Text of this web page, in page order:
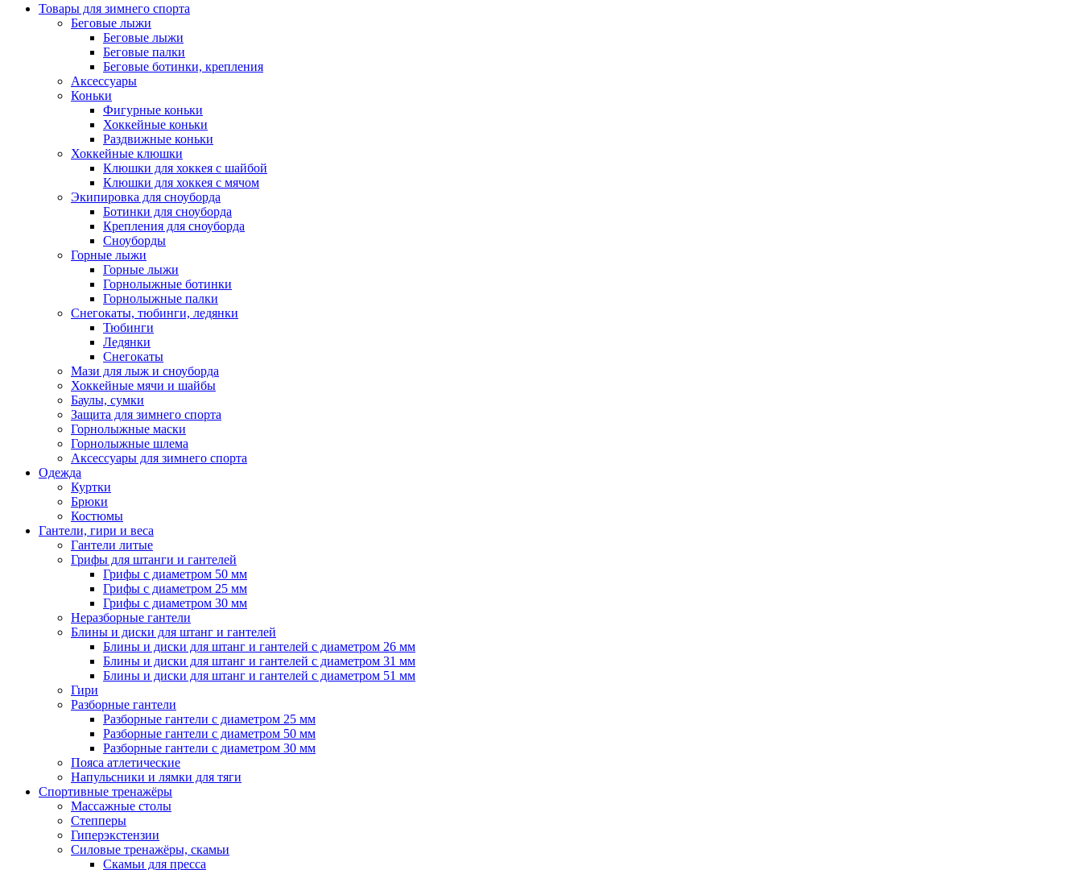
Товары для зимнего спорта
Беговые лыжи
Беговые лыжи
Беговые палки
Беговые ботинки, крепления
Аксессуары
Коньки
Фигурные коньки
Хоккейные коньки
Раздвижные коньки
Хоккейные клюшки
Клюшки для хоккея с шайбой
Клюшки для хоккея с мячом
Экипировка для сноуборда
Ботинки для сноуборда
Крепления для сноуборда
Сноуборды
Горные лыжи
Горные лыжи
Горнолыжные ботинки
Горнолыжные палки
Снегокаты, тюбинги, ледянки
Тюбинги
Ледянки
Снегокаты
Мази для лыж и сноуборда
Хоккейные мячи и шайбы
Баулы, сумки
Защита для зимнего спорта
Горнолыжные маски
Горнолыжные шлема
Аксессуары для зимнего спорта
Одежда
Куртки
Брюки
Костюмы
Гантели, гири и веса
Гантели литые
Грифы для штанги и гантелей
Грифы с диаметром 50 мм
Грифы с диаметром 25 мм
Грифы с диаметром 30 мм
Неразборные гантели
Блины и диски для штанг и гантелей
Блины и диски для штанг и гантелей с диаметром 26 мм
Блины и диски для штанг и гантелей с диаметром 31 мм
Блины и диски для штанг и гантелей с диаметром 51 мм
Гири
Разборные гантели
Разборные гантели с диаметром 25 мм
Разборные гантели с диаметром 50 мм
Разборные гантели с диаметром 30 мм
Пояса атлетические
Напульсники и лямки для тяги
Спортивные тренажёры
Массажные столы
Степперы
Гиперэкстензии
Силовые тренажёры, скамьи
Скамьи для пресса